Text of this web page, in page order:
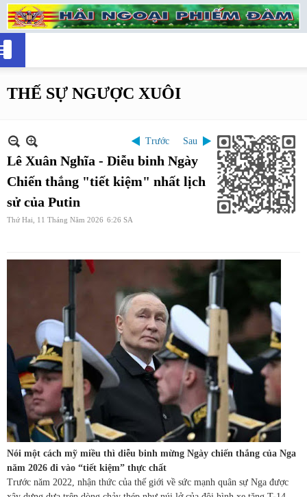
THẾ SỰ NGƯỢC XUÔI
Trước Sau
Lê Xuân Nghĩa - Diễu binh Ngày
Chiến thắng "tiết kiệm" nhất lịch
sử của Putin
Thứ Hai, 11 Tháng Năm 2026 6:26 SA
Nói một cách mỹ miều thì diễu binh mừng Ngày chiến thắng của Nga
năm 2026 đi vào “tiết kiệm” thực chất
Trước năm 2022, nhận thức của thế giới về sức mạnh quân sự Nga được